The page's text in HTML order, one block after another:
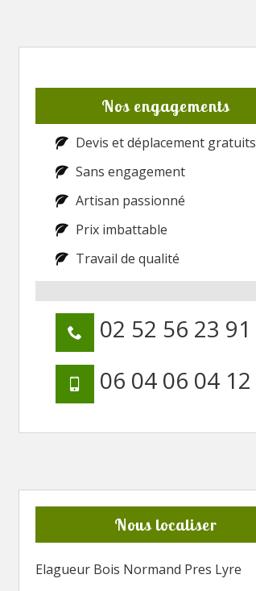
Nos engagements
Devis et déplacement gratuits
Sans engagement
Artisan passionné
Prix imbattable
Travail de qualité
02 52 56 23 91
06 04 06 04 12
Nous localiser
Elagueur Bois Normand Pres Lyre